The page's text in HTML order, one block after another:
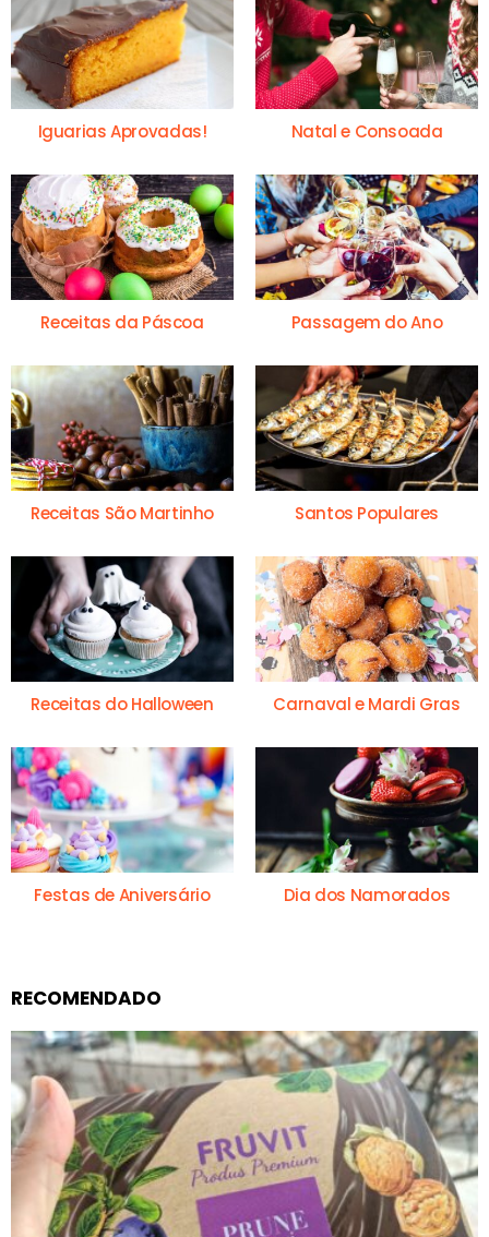
Iguarias Aprovadas! Natal e Consoada
Receitas da Páscoa Passagem do Ano
Receitas São Martinho Santos Populares
Receitas do Halloween Carnaval e Mardi Gras
Festas de Aniversário Dia dos Namorados
RECOMENDADO